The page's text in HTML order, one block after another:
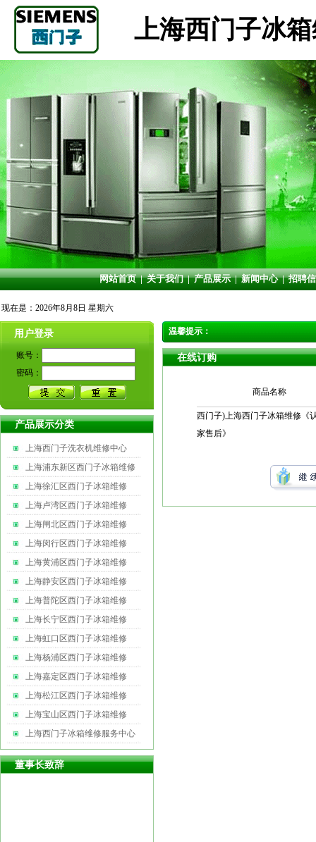
上海西门子冰
网站首页|关于我们|产品展示|新闻中心|招聘
现在是：2026年8月8日 星期六
用户登录
账号：
密码：
产品展示分类
上海西门子洗衣机维修中心
上海浦东新区西门子冰箱维修
上海徐汇区西门子冰箱维修
上海卢湾区西门子冰箱维修
上海闸北区西门子冰箱维修
上海闵行区西门子冰箱维修
上海黄浦区西门子冰箱维修
上海静安区西门子冰箱维修
上海普陀区西门子冰箱维修
上海长宁区西门子冰箱维修
上海虹口区西门子冰箱维修
上海杨浦区西门子冰箱维修
上海嘉定区西门子冰箱维修
上海松江区西门子冰箱维修
上海宝山区西门子冰箱维修
上海西门子冰箱维修服务中心
董事长致辞
温馨提示：
在线订购
商品名称
西门子)上海西门子冰箱维修《
家售后》